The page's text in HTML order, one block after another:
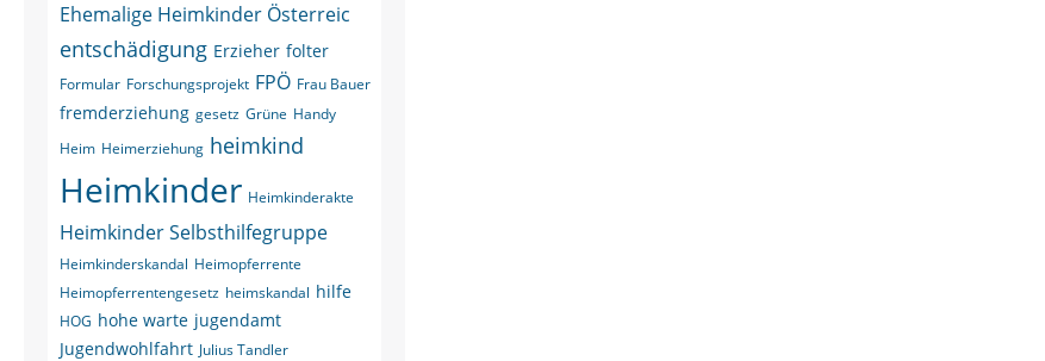
Ehemalige Heimkinder Österreic
entschädigung Erzieher folter
Formular Forschungsprojekt FPÖ Frau Bauer
fremderziehung gesetz Grüne Handy
Heim Heimerziehung heimkind
Heimkinder Heimkinderakte
Heimkinder Selbsthilfegruppe
Heimkinderskandal Heimopferrente
Heimopferrentengesetz heimskandal hilfe
HOG hohe warte jugendamt
Jugendwohlfahrt Julius Tandler